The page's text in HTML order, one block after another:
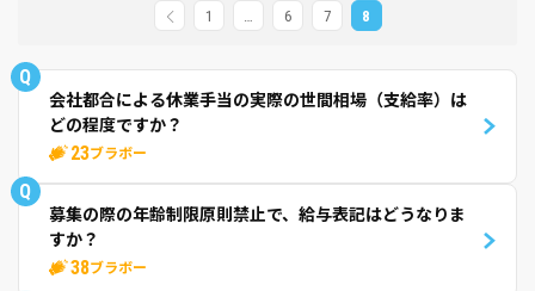
1 … 6 7 8
Q
会社都合による休業手当の実際の世間相場（支給率）は
どの程度ですか？
23ブラボー
Q
募集の際の年齢制限原則禁止で、給与表記はどうなりま
すか？
38ブラボー